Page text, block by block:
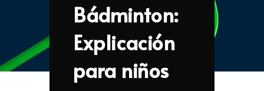
Bádminton:
Explicación
para niños